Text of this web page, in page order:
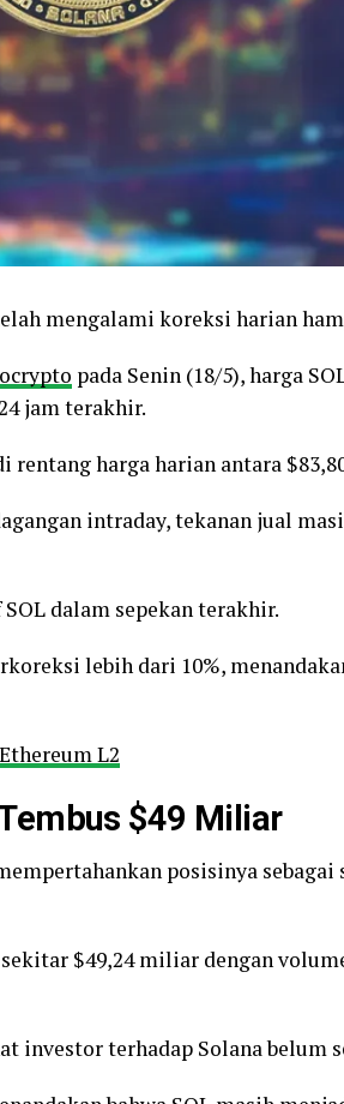
mengalami koreksi harian
pada Senin (18/5), harga
jam terakhir.
harga harian antara
intraday, tekanan jual
dalam sepekan terakhir.
lebih dari 10%,
L2
$49 Miliar
posisinya
$49,24 miliar dengan
terhadap Solana belum